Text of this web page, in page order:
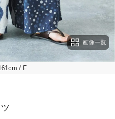
画像一覧
/ F